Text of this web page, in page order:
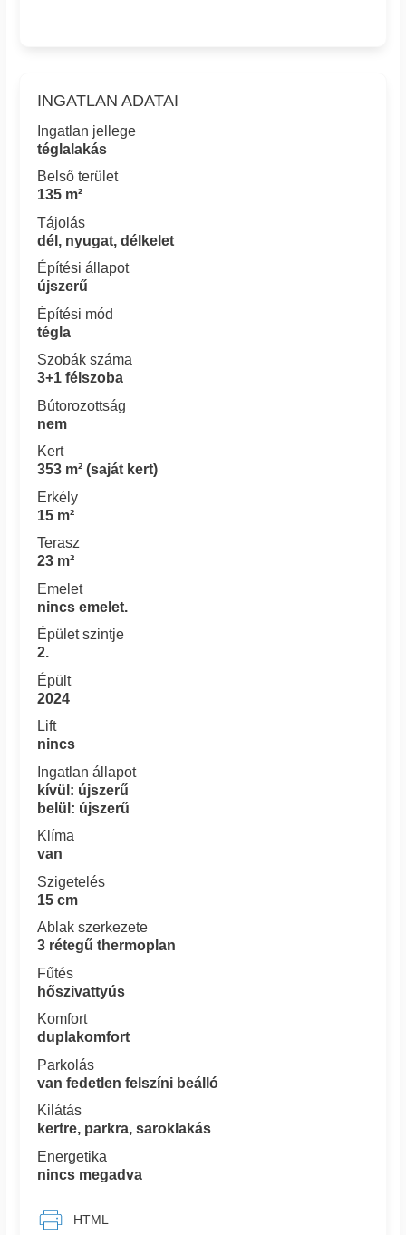
INGATLAN ADATAI
Ingatlan jellege
téglalakás
Belső terület
135 m²
Tájolás
dél, nyugat, délkelet
Építési állapot
újszerű
Építési mód
tégla
Szobák száma
3+1 félszoba
Bútorozottság
nem
Kert
353 m² (saját kert)
Erkély
15 m²
Terasz
23 m²
Emelet
nincs emelet.
Épület szintje
2.
Épült
2024
Lift
nincs
Ingatlan állapot
kívül: újszerű
belül: újszerű
Klíma
van
Szigetelés
15 cm
Ablak szerkezete
3 rétegű thermoplan
Fűtés
hőszivattyús
Komfort
duplakomfort
Parkolás
van fedetlen felszíni beálló
Kilátás
kertre, parkra, saroklakás
Energetika
nincs megadva
HTML